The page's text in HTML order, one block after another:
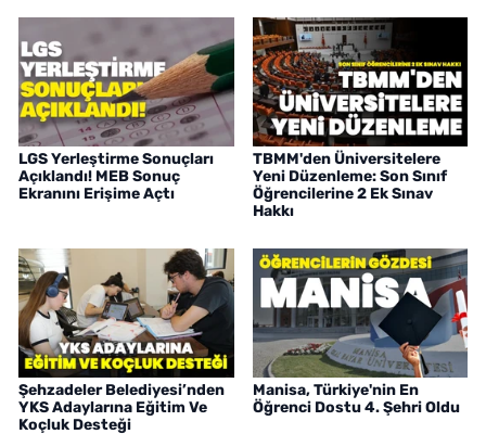
LGS Yerleştirme Sonuçları
Açıklandı! MEB Sonuç
Ekranını Erişime Açtı
TBMM'den Üniversitelere
Yeni Düzenleme: Son Sınıf
Öğrencilerine 2 Ek Sınav
Hakkı
Şehzadeler Belediyesi’nden
YKS Adaylarına Eğitim Ve
Koçluk Desteği
Manisa, Türkiye'nin En
Öğrenci Dostu 4. Şehri Oldu